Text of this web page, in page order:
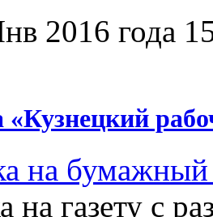
2016 года
«Кузнецкий
на бумажный
на газету с